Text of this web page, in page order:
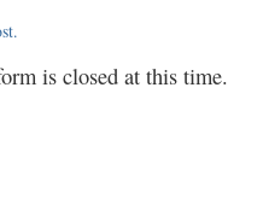
is closed at this time.